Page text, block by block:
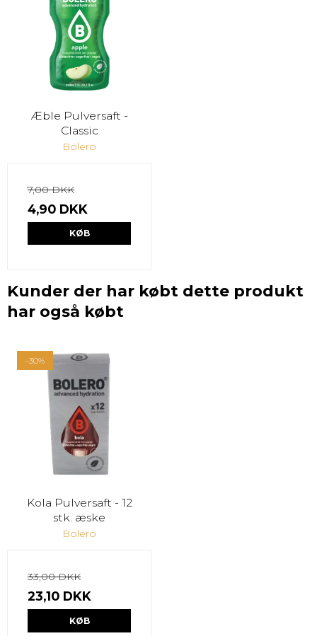
Æble Pulversaft -
Classic
Bolero
7,00 DKK
4,90 DKK
KØB
Kunder der har købt dette produkt
har også købt
-30%
Kola Pulversaft - 12
stk. æske
Bolero
33,00 DKK
23,10 DKK
KØB